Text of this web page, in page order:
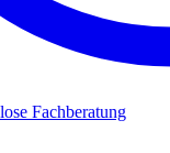
Fachberatung